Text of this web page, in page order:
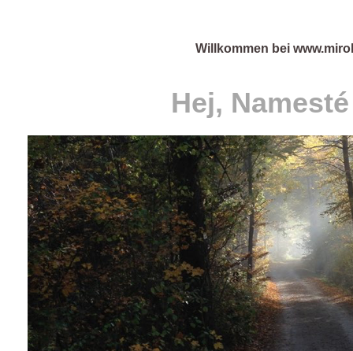
Willkommen bei
Hej,